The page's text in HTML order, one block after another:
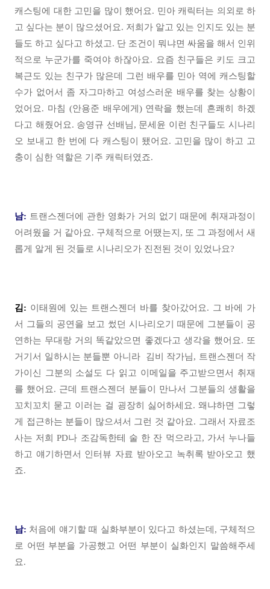
캐스팅에 대한 고민을 많이 했어요. 민아 캐릭터는 의외로 하
고 싶다는 분이 많으셨어요. 저희가 알고 있는 인지도 있는 분
들도 하고 싶다고 하셨고. 단 조건이 뭐냐면 싸움을 해서 인위
적으로 누군가를 죽여야 하잖아요. 요즘 친구들은 키도 크고
복근도 있는 친구가 많은데 그런 배우를 민아 역에 캐스팅할
수가 없어서 좀 자그마하고 여성스러운 배우를 찾는 상황이
었어요. 마침 (안용준 배우에게) 연락을 했는데 흔쾌히 하겠
다고 해줬어요. 송영규 선배님, 문세윤 이런 친구들도 시나리
오 보내고 한 번에 다 캐스팅이 됐어요. 고민을 많이 하고 고
충이 심한 역할은 기주 캐릭터였죠.
남: 트랜스젠더에 관한 영화가 거의 없기 때문에 취재과정이
어려웠을 거 같아요. 구체적으로 어땠는지, 또 그 과정에서 새
롭게 알게 된 것들로 시나리오가 진전된 것이 있었나요?
김: 이태원에 있는 트랜스젠더 바를 찾아갔어요. 그 바에 가
서 그들의 공연을 보고 썼던 시나리오기 때문에 그분들이 공
연하는 무대랑 거의 똑같았으면 좋겠다고 생각을 했어요. 또
거기서 일하시는 분들뿐 아니라 김비 작가님, 트랜스젠더 작
가이신 그분의 소설도 다 읽고 이메일을 주고받으면서 취재
를 했어요. 근데 트랜스젠더 분들이 만나서 그분들의 생활을
꼬치꼬치 묻고 이러는 걸 굉장히 싫어하세요. 왜냐하면 그렇
게 접근하는 분들이 많으셔서 그런 것 같아요. 그래서 자료조
사는 저희 PD나 조감독한테 술 한 잔 먹으라고, 가서 누나들
하고 얘기하면서 인터뷰 자료 받아오고 녹취록 받아오고 했
죠.
남: 처음에 얘기할 때 실화부분이 있다고 하셨는데, 구체적으
로 어떤 부분을 가공했고 어떤 부분이 실화인지 말씀해주세
요.